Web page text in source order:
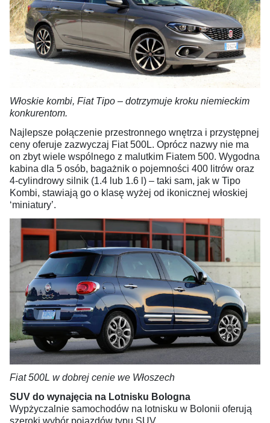
Włoskie kombi, Fiat Tipo – dotrzymuje kroku niemieckim
konkurentom.
Najlepsze połączenie przestronnego wnętrza i przystępnej
ceny oferuje zazwyczaj Fiat 500L. Oprócz nazwy nie ma
on zbyt wiele wspólnego z malutkim Fiatem 500. Wygodna
kabina dla 5 osób, bagażnik o pojemności 400 litrów oraz
4-cylindrowy silnik (1.4 lub 1.6 l) – taki sam, jak w Tipo
Kombi, stawiają go o klasę wyżej od ikonicznej włoskiej
‘miniatury’.
Fiat 500L w dobrej cenie we Włoszech
SUV do wynajęcia na Lotnisku Bologna
Wypżyczalnie samochodów na lotnisku w Bolonii oferują